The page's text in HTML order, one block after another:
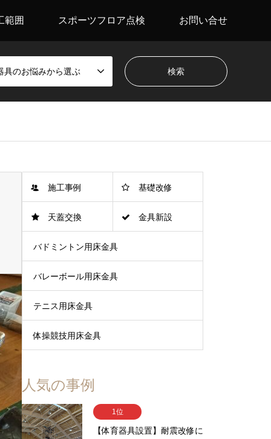
範囲 スポーツフロア点検 お問い合せ
具のお悩みから選ぶ
施工事例 基礎改修
天蓋交換 金具新設
バドミントン用床金具
バレーボール用床金具
テニス用床金具
体操競技用床金具
人気の事例
1位
【体育器具設置】耐震改修に